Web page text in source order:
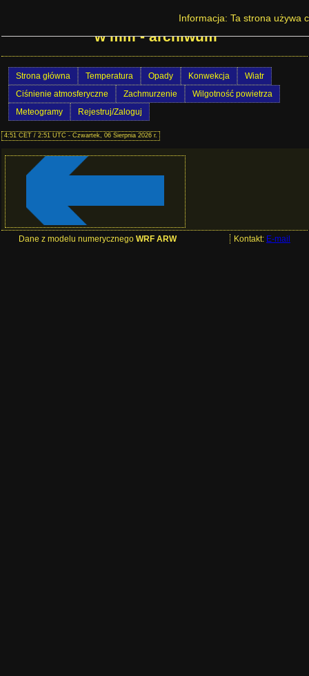
Prognoza pogody w Polsce - Suma opadów
w mm - archiwum
Strona główna Temperatura Opady Konwekcja
Wiatr
Ciśnienie atmosferyczne
Zachmurzenie
Wilgotność powietrza
Meteogramy
Rejestruj/Zaloguj
4:51 CET / 2:51 UTC - Czwartek, 06 Sierpnia 2026 r.
Dane z modelu numerycznego WRF ARW Kontakt: E-mail
Informacja: Ta strona używa